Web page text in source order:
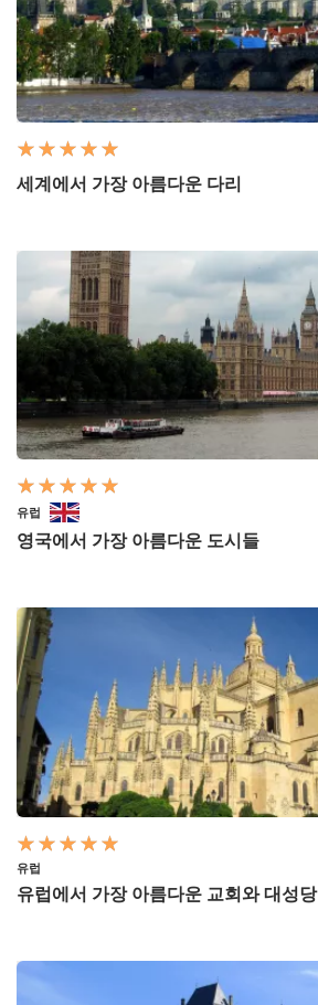
세계에서 가장 아름다운 다리
유럽
영국에서 가장 아름다운 도시들
유럽
유럽에서 가장 아름다운 교회와 대성당